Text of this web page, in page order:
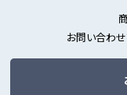
お問い合わせ